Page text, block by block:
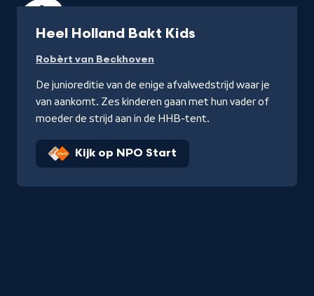
Heel Holland Bakt Kids
Robèrt van Beckhoven
De junioreditie van de enige afvalwedstrijd waar je
van aankomt. Zes kinderen gaan met hun vader of
moeder de strijd aan in de HHB-tent.
Kijk op NPO Start